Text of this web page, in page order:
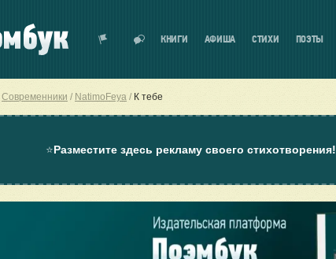
КНИГИ АФИША СТИХИ ПОЭТЫ
Современники NatimoFeya К тебе
⭐Разместите здесь рекламу своего стихотворения!